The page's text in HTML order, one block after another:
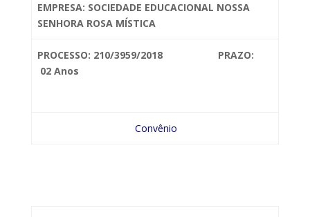
EMPRESA: SOCIEDADE EDUCACIONAL NOSSA
SENHORA ROSA MÍSTICA
PROCESSO: 210/3959/2018 PRAZO:
02 Anos
Convênio